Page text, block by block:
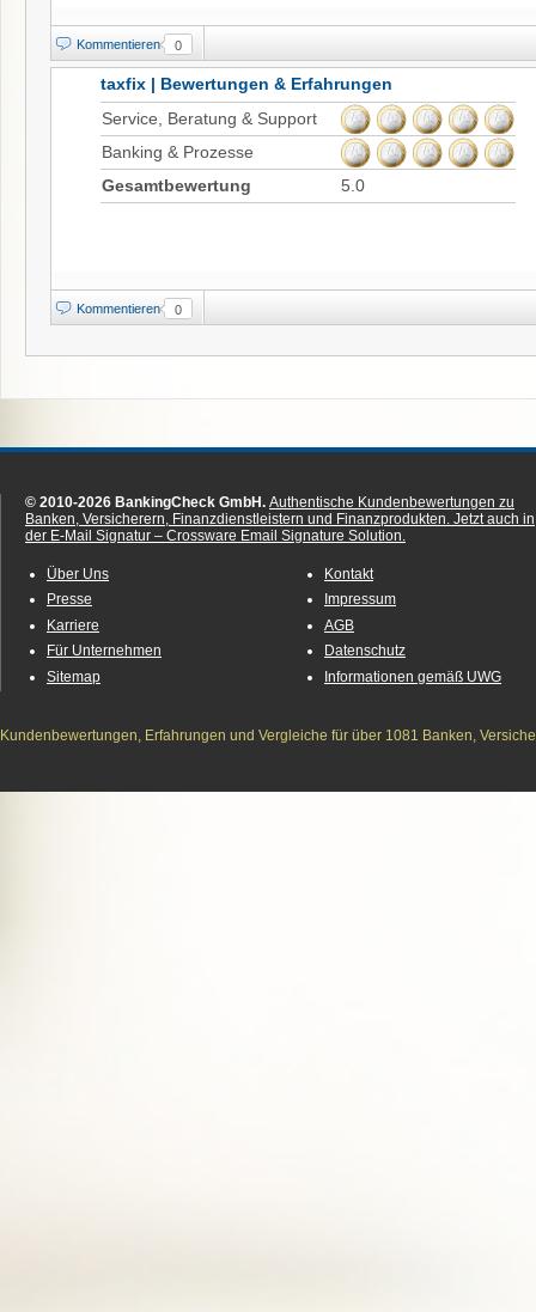
Kommentieren 0
taxfix | Bewertungen & Erfahrungen
Service, Beratung & Support
Banking & Prozesse
Gesamtbewertung
5.0
Kommentieren 0
© 2010-2026 BankingCheck GmbH. Authentische Kundenbewertungen zu
Banken, Versicherern, Finanzdienstleistern und Finanzprodukten. Jetzt auch in
der E-Mail Signatur – Crossware Email Signature Solution.
Über Uns
Presse
Karriere
Für Unternehmen
Sitemap
Kontakt
Impressum
AGB
Datenschutz
Informationen gemäß UWG
Kundenbewertungen, Erfahrungen und Vergleiche für über 1081 Banken,